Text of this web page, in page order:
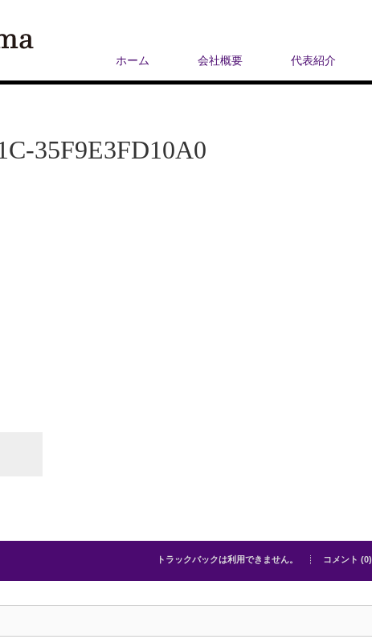
ホーム 会社概要 代表紹介
35F9E3FD10A0
トラックバックは利用できません。 コメント (0)